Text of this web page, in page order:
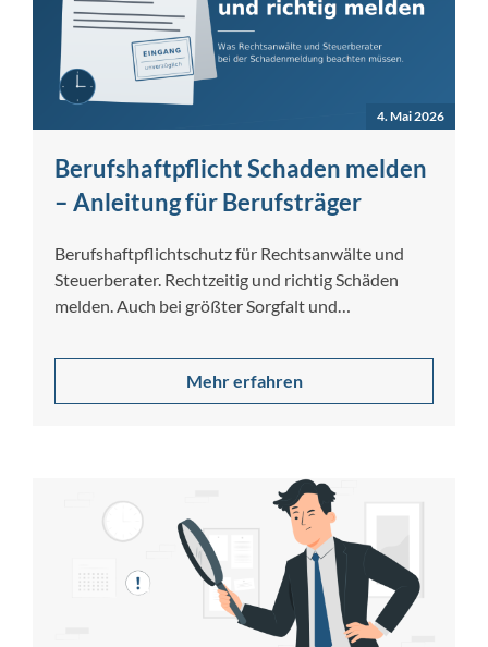
4. Mai 2026
Berufshaftpflicht Schaden melden
– Anleitung für Berufsträger
Berufshaftpflichtschutz für Rechtsanwälte und
Steuerberater. Rechtzeitig und richtig Schäden
melden. Auch bei größter Sorgfalt und
Mehr erfahren